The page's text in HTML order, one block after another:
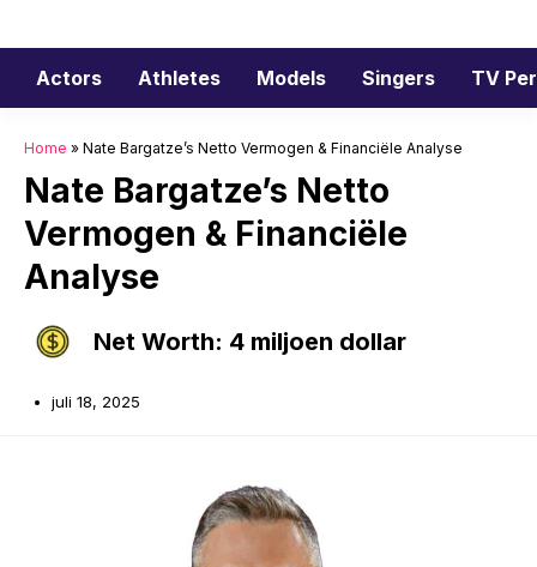
naar
inhoud
Actors Athletes Models Singers TV
Home » Nate Bargatze’s Netto Vermogen & Financiële Analyse
Nate Bargatze’s Netto
Vermogen & Financiële
Analyse
Net Worth: 4 miljoen dollar
juli 18, 2025